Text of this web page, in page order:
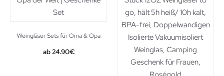
Weingläser Sets für Oma & Opa
24.90€